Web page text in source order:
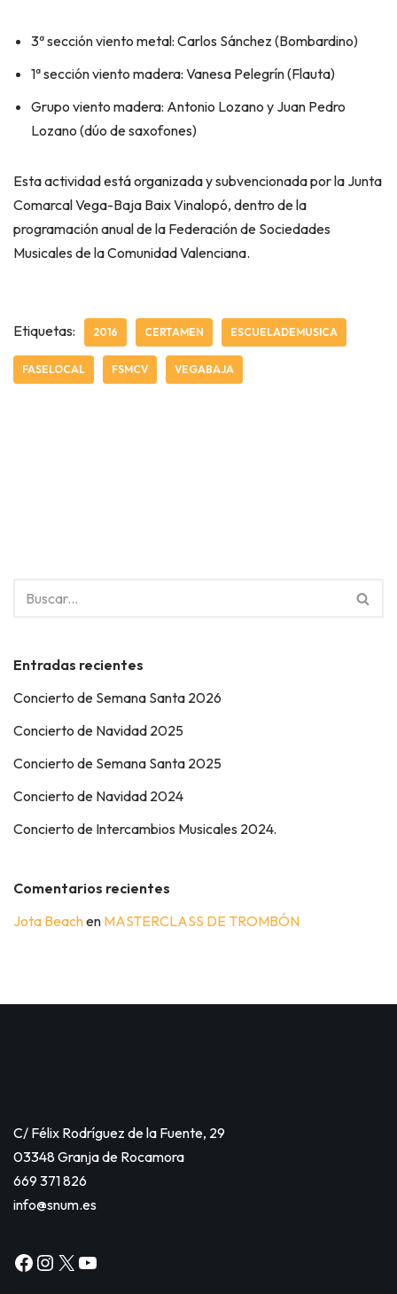
3ª sección viento metal: Carlos Sánchez (Bombardino)
1ª sección viento madera: Vanesa Pelegrín (Flauta)
Grupo viento madera: Antonio Lozano y Juan Pedro
Lozano (dúo de saxofones)
Esta actividad está organizada y subvencionada por la Junta
Comarcal Vega-Baja Baix Vinalopó, dentro de la
programación anual de la Federación de Sociedades
Musicales de la Comunidad Valenciana.
Etiquetas: 2016 CERTAMEN ESCUELADEMUSICA
FASELOCAL FSMCV VEGABAJA
Entradas recientes
Concierto de Semana Santa 2026
Concierto de Navidad 2025
Concierto de Semana Santa 2025
Concierto de Navidad 2024
Concierto de Intercambios Musicales 2024.
Comentarios recientes
Jota Beachen MASTERCLASS DE TROMBÓN
C/ Félix Rodríguez de la Fuente, 29
03348 Granja de Rocamora
669 371 826
info@snum.es